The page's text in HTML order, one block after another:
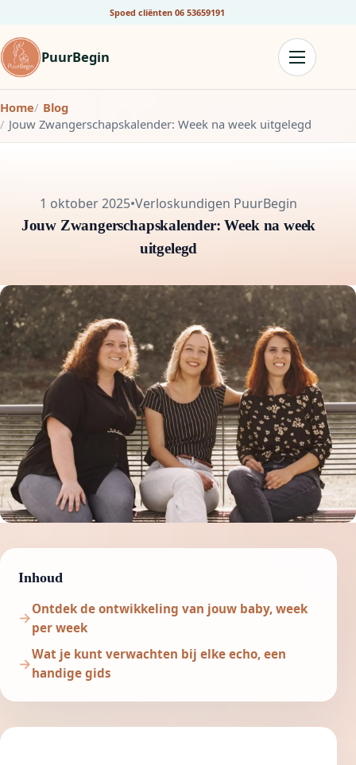
Spoed cliënten 06 53659191
PuurBegin
Home
Blog
Jouw Zwangerschapskalender: Week na week uitgelegd
1 oktober 2025•Verloskundigen PuurBegin
Jouw Zwangerschapskalender: Week na week
uitgelegd
Inhoud
Ontdek de ontwikkeling van jouw baby, week
per week
Wat je kunt verwachten bij elke echo, een
handige gids